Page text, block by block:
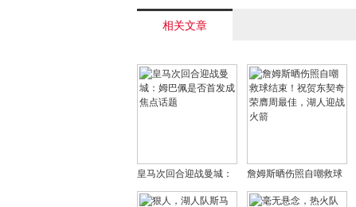
相关文章
皇马次回合迎战曼城：
姆巴佩是否首发成焦点
詹姆斯晒伤照自嘲救球
结束！祝贺东契奇荣膺